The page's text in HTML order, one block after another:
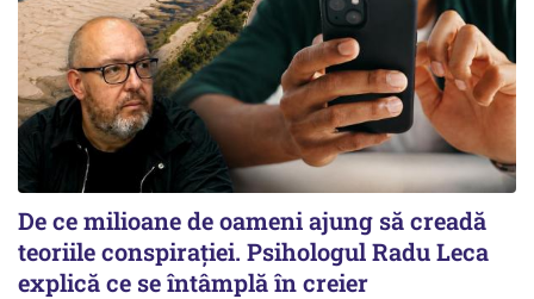
De ce milioane de oameni ajung să creadă
teoriile conspirației. Psihologul Radu Leca
explică ce se întâmplă în creier